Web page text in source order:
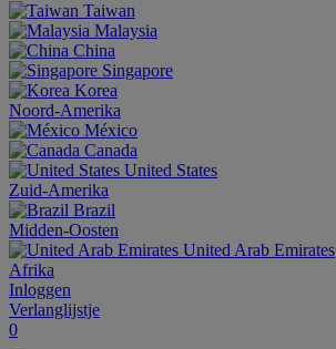
Taiwan
Malaysia
China
Singapore
Korea
Noord-Amerika
México
Canada
United States
Zuid-Amerika
Brazil
Midden-Oosten
United Arab Emirates
Afrika
Inloggen
Verlanglijstje
0